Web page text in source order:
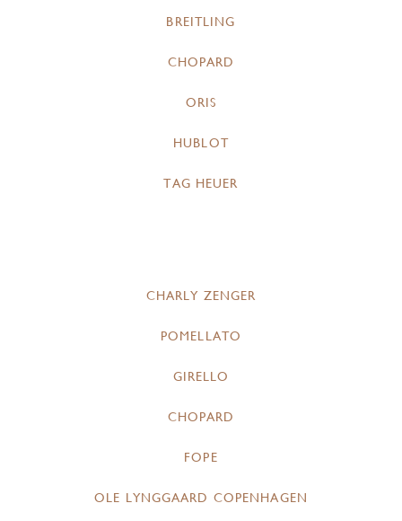
BREITLING
CHOPARD
ORIS
HUBLOT
TAG HEUER
CHARLY ZENGER
POMELLATO
GIRELLO
CHOPARD
FOPE
OLE LYNGGAARD COPENHAGEN